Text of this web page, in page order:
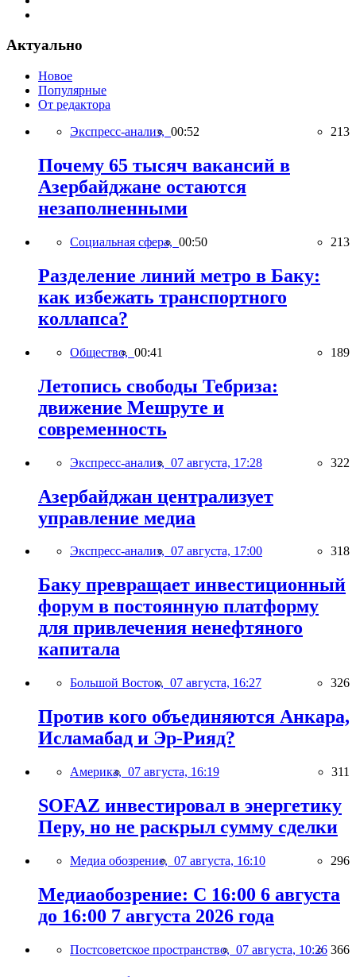
Актуально
Новое
Популярные
От редактора
Экспресс-анализ, 00:52 213
Почему 65 тысяч вакансий в
Азербайджане остаются
незаполненными
Социальная сфера, 00:50 213
Разделение линий метро в Баку:
как избежать транспортного
коллапса?
Общество, 00:41 189
Летопись свободы Тебриза:
движение Мешруте и
современность
Экспресс-анализ, 07 августа, 17:28 322
Азербайджан централизует
управление медиа
Экспресс-анализ, 07 августа, 17:00 318
Баку превращает инвестиционный
форум в постоянную платформу
для привлечения ненефтяного
капитала
Большой Восток, 07 августа, 16:27 326
Против кого объединяются Анкара,
Исламабад и Эр-Рияд?
Америка, 07 августа, 16:19 311
SOFAZ инвестировал в энергетику
Перу, но не раскрыл сумму сделки
Медиа обозрение, 07 августа, 16:10 296
Медиаобозрение: С 16:00 6 августа
до 16:00 7 августа 2026 года
Постсоветское пространство, 07 августа, 10:26 366